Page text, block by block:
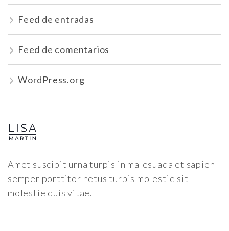
Feed de entradas
Feed de comentarios
WordPress.org
Amet suscipit urna turpis in malesuada et sapien
semper porttitor netus turpis molestie sit
molestie quis vitae.